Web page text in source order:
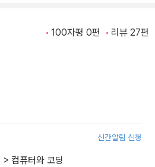
100자평 0편 리뷰 27편
신간알림 신청
> 컴퓨터와 코딩